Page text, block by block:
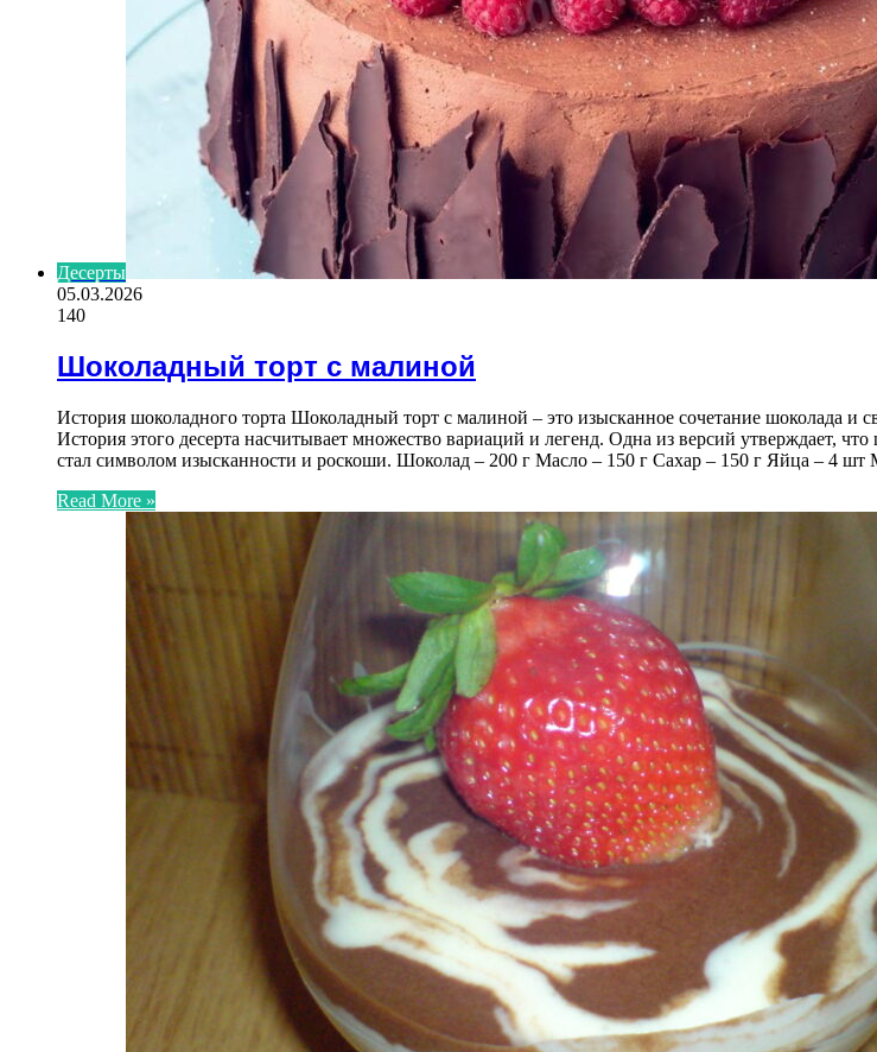
Десерты
05.03.2026
140
Шоколадный торт с малиной
История шоколадного торта Шоколадный торт с малиной – это изысканное сочетание шоколада и
История этого десерта насчитывает множество вариаций и легенд. Одна из версий утверждает,
стал символом изысканности и роскоши. Шоколад – 200 г Масло – 150 г Сахар – 150 г Яйца – 4
Read More »